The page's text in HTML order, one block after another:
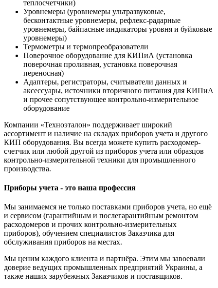
теплосчетчики)
Уровнемеры (уровнемеры ультразвуковые,
бесконтактные уровнемеры, рефлекс-радарные
уровнемеры, байпасные индикаторы уровня и буйковые
уровнемеры)
Термометры и термопреобразователи
Поверочное оборудование для КИПиА (установка
поверочная проливная, установка поверочная
переносная)
Адаптеры, регистраторы, считыватели данных и
аксессуары, источники вторичного питания для КИПиА
и прочее сопутствующее контрольно-измерительное
оборудование
Компании «Техноэталон» поддерживает широкий
ассортимент и наличие на складах приборов учета и другого
КИП оборудования. Вы всегда можете купить расходомер-
счетчик или любой другой из приборов учета или образцов
контрольно-измерительной техники для промышленного
производства.
Приборы учета - это наша профессия
Мы занимаемся не только поставками приборов учета, но ещё
и сервисом (гарантийным и послегарантийным ремонтом
расходомеров и прочих контрольно-измерительных
приборов), обучением специалистов Заказчика для
обслуживания приборов на местах.
Мы ценим каждого клиента и партнёра. Этим мы завоевали
доверие ведущих промышленных предприятий Украины, а
также наших зарубежных Заказчиков и поставщиков.